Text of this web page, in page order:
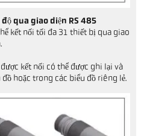
qua giao diện RS 485
kết nối tối đa 31 thiết bị qua giao
kết nối có thể được ghi lại và
hoặc trong các biểu đồ riêng lẻ.